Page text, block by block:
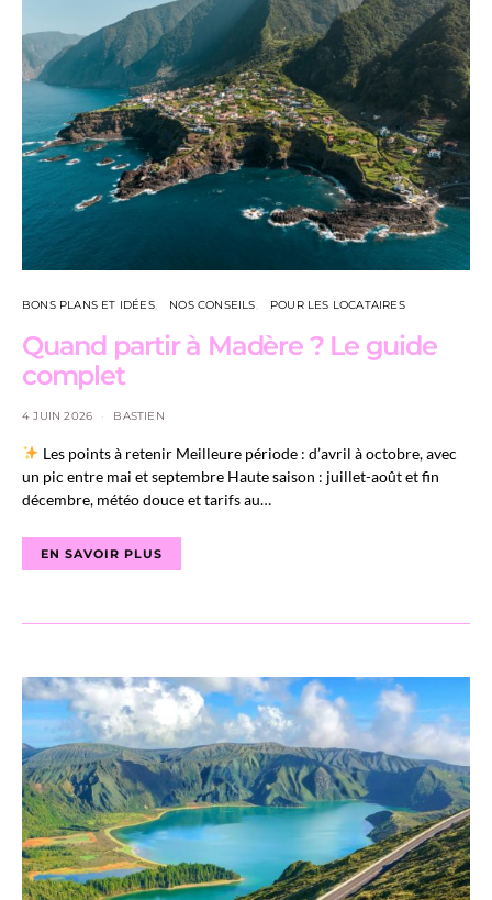
BONS PLANS ET IDÉES NOS CONSEILS POUR LES LOCATAIRES
Quand partir à Madère ? Le guide
complet
4 JUIN 2026 BASTIEN
Les points à retenir Meilleure période : d’avril à octobre, avec
un pic entre mai et septembre Haute saison : juillet-août et fin
décembre, météo douce et tarifs au…
EN SAVOIR PLUS